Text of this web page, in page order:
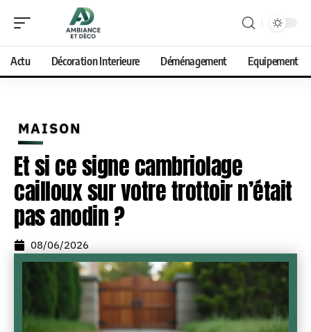
Actu Décoration Interieure Déménagement Equipement
MAISON
Et si ce signe cambriolage
cailloux sur votre trottoir n’était
pas anodin ?
08/06/2026